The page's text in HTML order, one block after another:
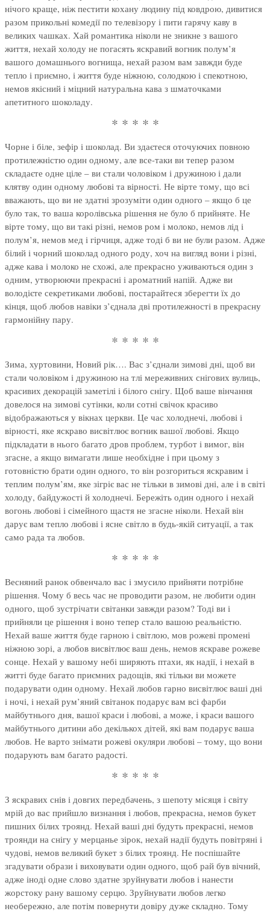
нічого краще, ніж пестити кохану людину під ковдрою, дивитися
разом прикольні комедії по телевізору і пити гарячу каву в
великих чашках. Хай романтика ніколи не зникне з вашого
життя, нехай холоду не погасять яскравий вогник полум’я
вашого домашнього вогнища, нехай разом вам завжди буде
тепло і приємно, і життя буде ніжною, солодкою і спекотною,
немов якісний і міцний натуральна кава з шматочками
апетитного шоколаду.
* * * * *
Чорне і біле, зефір і шоколад. Ви здаєтеся оточуючих повною
протилежністю один одному, але все-таки ви тепер разом
складаєте одне ціле – ви стали чоловіком і дружиною і дали
клятву один одному любові та вірності. Не вірте тому, що всі
вважають, що ви не здатні зрозуміти один одного – якщо б це
було так, то ваша королівська рішення не було б прийняте. Не
вірте тому, що ви такі різні, немов ром і молоко, немов лід і
полум’я, немов мед і гірчиця, адже тоді б ви не були разом. Адже
білий і чорний шоколад одного роду, хоч на вигляд вони і різні,
адже кава і молоко не схожі, але прекрасно уживаються один з
одним, утворюючи прекрасні і ароматний напій. Адже ви
володієте секретиками любові, постарайтеся зберегти їх до
кінця, щоб любов навіки з’єднала дві протилежності в прекрасну
гармонійну пару.
* * * * *
Зима, хуртовини, Новий рік…. Вас з’єднали зимові дні, щоб ви
стали чоловіком і дружиною на тлі мереживних снігових вулиць,
красивих декорацій заметілі і білого снігу. Щоб ваше вінчання
довелося на зимові сутінки, коли сотні свічок красиво
відображаються у вікнах церкви. Це час холоднечі, любові і
вірності, яке яскраво висвітлює вогник вашої любові. Якщо
підкладати в нього багато дров проблем, турбот і вимог, він
згасне, а якщо вимагати лише необхідне і при цьому з
готовністю брати один одного, то він розгориться яскравим і
теплим полум’ям, яке зігріє вас не тільки в зимові дні, але і в світі
холоду, байдужості й холоднечі. Бережіть один одного і нехай
вогонь любові і сімейного щастя не згасне ніколи. Нехай він
дарує вам тепло любові і ясне світло в будь-якій ситуації, а так
само рада та любов.
* * * * *
Весняний ранок обвенчало вас і змусило прийняти потрібне
рішення. Чому б весь час не проводити разом, не любити один
одного, щоб зустрічати світанки завжди разом? Тоді ви і
прийняли це рішення і воно тепер стало вашою реальністю.
Нехай ваше життя буде гарною і світлою, мов рожеві промені
ніжною зорі, а любов висвітлює ваш день, немов яскраве рожеве
сонце. Нехай у вашому небі ширяють птахи, як надії, і нехай в
житті буде багато приємних радощів, які тільки ви можете
подарувати один одному. Нехай любов гарно висвітлює ваші дні
і ночі, і нехай рум’яний світанок подарує вам всі фарби
майбутнього дня, вашої краси і любові, а може, і краси вашого
майбутнього дитини або декількох дітей, які вам подарує ваша
любов. Не варто знімати рожеві окуляри любові – тому, що вони
подарують вам багато радості.
* * * * *
З яскравих снів і довгих передбачень, з шепоту місяця і світу
мрій до вас прийшло визнання і любов, прекрасна, немов букет
пишних білих троянд. Нехай ваші дні будуть прекрасні, немов
троянди на снігу у мерцанье зірок, нехай надії будуть повітряні і
чудові, немов великий букет з білих троянд. Не поспішайте
згадувати образи і виховувати один одного, щоб рай був вічний,
адже іноді одне слово здатне зруйнувати любов і нанести
жорстоку рану вашому серцю. Зруйнувати любов легко
необережно, але потім повернути довіру дуже складно. Тому